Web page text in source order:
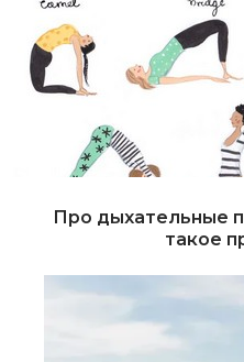
Про дыхательные
такое